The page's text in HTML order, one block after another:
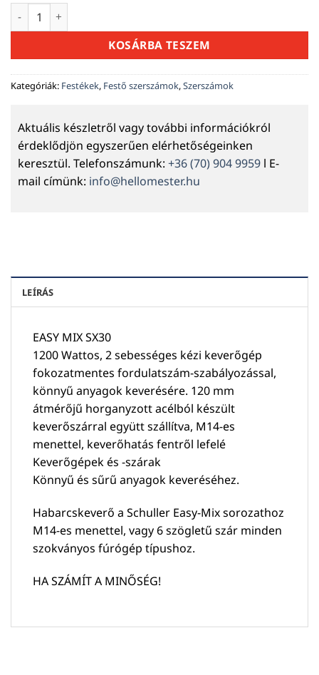
64900 Ft.
SCHULLER EASYMIX SX30, KEVERŐGÉP 1200W,
KOSÁRBA TESZEM
Kategóriák: Festékek, Festő szerszámok,Szerszámok
Aktuális készletről vagy további információkról
érdeklődjön egyszerűen elérhetőségeinken
keresztül. Telefonszámunk: +36 (70) 904 9959 l E-
mail címünk: info@hellomester.hu
LEÍRÁS
EASY MIX SX30
1200 Wattos, 2 sebességes kézi keverőgép
fokozatmentes fordulatszám-szabályozással,
könnyű anyagok keverésére. 120 mm
átmérőjű horganyzott acélból készült
keverőszárral együtt szállítva, M14-es
menettel, keverőhatás fentről lefelé
Keverőgépek és -szárak
Könnyű és sűrű anyagok keveréséhez.
Habarcskeverő a Schuller Easy-Mix sorozathoz
M14-es menettel, vagy 6 szögletű szár minden
szokványos fúrógép típushoz.
HA SZÁMÍT A MINŐSÉG!